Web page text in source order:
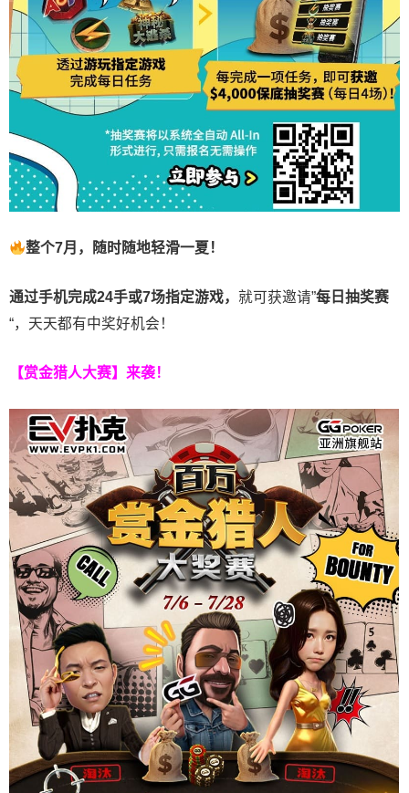
整个7月，随时随地轻滑一夏！
通过手机完成24手或7场指定游戏， 就可获邀请”每日抽奖赛
“，天天都有中奖好机会！
【赏金猎人大赛】来袭！